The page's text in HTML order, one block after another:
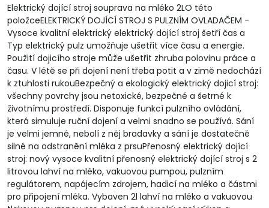
Elektrický dojící stroj souprava na mléko 2LO této
položceELEKTRICKÝ DOJÍCÍ STROJ S PULZNÍM OVLADAČEM -
Vysoce kvalitní elektrický elektrický dojící stroj šetří čas a
Typ elektrický pulz umožňuje ušetřit více času a energie.
Použití dojicího stroje může ušetřit zhruba polovinu práce a
času. V létě se při dojení není třeba potit a v zimě nedochází
k ztuhlosti rukouBezpečný a ekologický elektrický dojicí stroj:
všechny povrchy jsou netoxické, bezpečné a šetrné k
životnímu prostředí. Disponuje funkcí pulzního ovládání,
která simuluje ruční dojení a velmi snadno se používá. Sání
je velmi jemné, nebolí z něj bradavky a sání je dostatečně
silné na odstranění mléka z prsuPřenosný elektrický dojící
stroj: nový vysoce kvalitní přenosný elektrický dojící stroj s 2
litrovou lahví na mléko, vakuovou pumpou, pulzním
regulátorem, napájecím zdrojem, hadicí na mléko a částmi
pro připojení mléka. Vybaven 2l lahví na mléko a vakuovou